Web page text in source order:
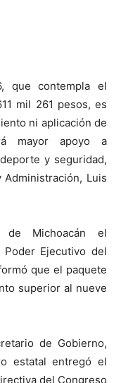
que contempla el
mil 261 pesos, es
ni aplicación de
mayor apoyo a
y seguridad,
Luis
Michoacán el
Ejecutivo del
que el paquete
superior al nueve
de Gobierno,
estatal entregó el
del Congreso